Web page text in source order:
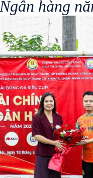
Ngân hàng